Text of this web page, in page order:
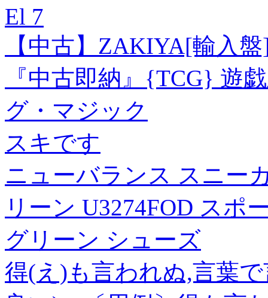
El 7
【中古】ZAKIYA[輸入
『中古即納』{TCG} 遊
グ・マジック
スキです
ニューバランス スニー
リーン U3274FOD スポ
グリーン シューズ
得(え)も言われぬ,言葉